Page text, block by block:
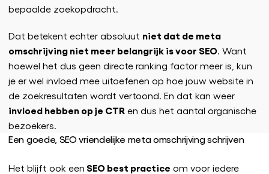
bepaalde zoekopdracht.
Dat betekent echter absoluut niet dat de meta
omschrijving niet meer belangrijk is voor SEO. Want
hoewel het dus geen directe ranking factor meer is, kun
je er wel invloed mee uitoefenen op hoe jouw website in
de zoekresultaten wordt vertoond. En dat kan weer
invloed hebben op je CTR en dus het aantal organische
bezoekers.
Een goede, SEO vriendelijke meta omschrijving schrijven
Het blijft ook een SEO best practice om voor iedere